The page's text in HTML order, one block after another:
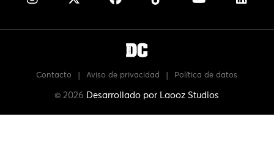
Contacto Aviso de privacidad Política de datos
© 2026 Desarrollado por Laooz Studios